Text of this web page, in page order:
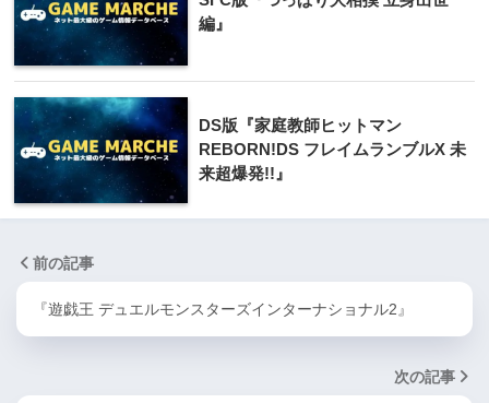
編』
DS版『家庭教師ヒットマン
REBORN!DS フレイムランブルX 未
来超爆発!!』
前の記事
『遊戯王 デュエルモンスターズインターナショナル2』
次の記事